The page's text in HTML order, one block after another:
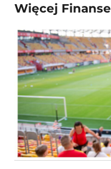
Więcej Finanse